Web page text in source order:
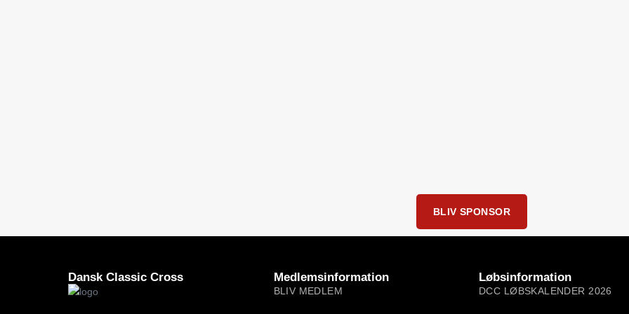
BLIV SPONSOR
Dansk Classic Cross Medlemsinformation
BLIV MEDLEM
Løbsinformation
DCC LØBSKALENDER 2026